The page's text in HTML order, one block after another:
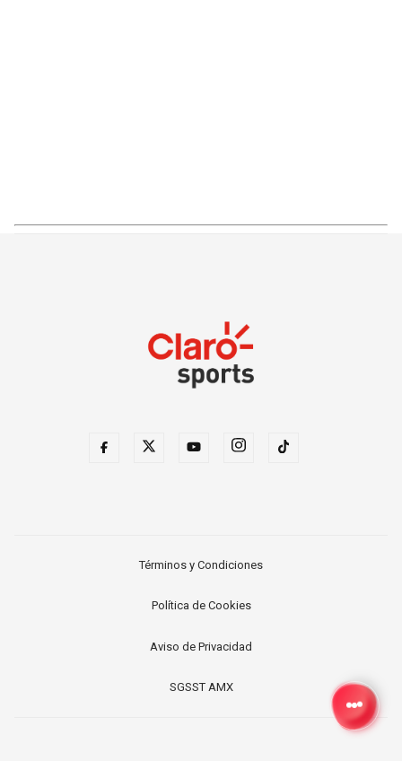
Términos y Condiciones
Política de Cookies
Aviso de Privacidad
SGSST AMX